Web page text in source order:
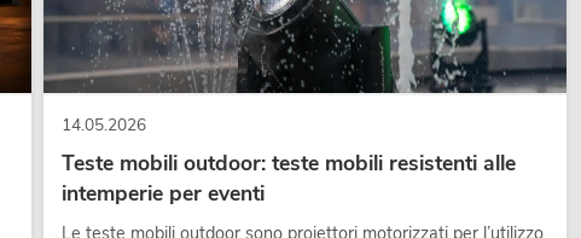
14.05.2026
Teste mobili outdoor: teste mobili resistenti alle
intemperie per eventi